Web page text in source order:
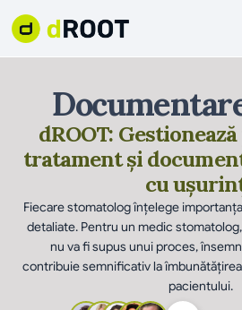
dROOT:
tratament și
cu
Fiecare stomatolog înțelege
detaliate. Pentru un medic
nu va fi supus unui proces,
contribuie semnificativ la
pacientului.